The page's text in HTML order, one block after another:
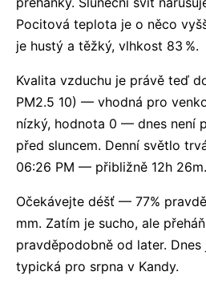
Pocitová teplota je o něco
je hustý a těžký, vlhkost 83 %.
Kvalita vzduchu je právě teď
PM2.5 10) — vhodná pro
nízký, hodnota 0 — dnes není
před sluncem. Denní světlo
06:26 PM — přibližně 12h 26m.
Očekávejte déšť — 77%
mm. Zatím je sucho, ale
pravděpodobně od later.
typická pro srpna v Kandy.